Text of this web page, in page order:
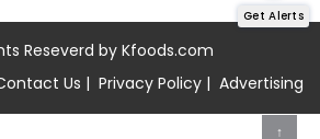
Reseverd byKfoods.com
Us | Privacy Policy | Advertising
↑
Get Alerts